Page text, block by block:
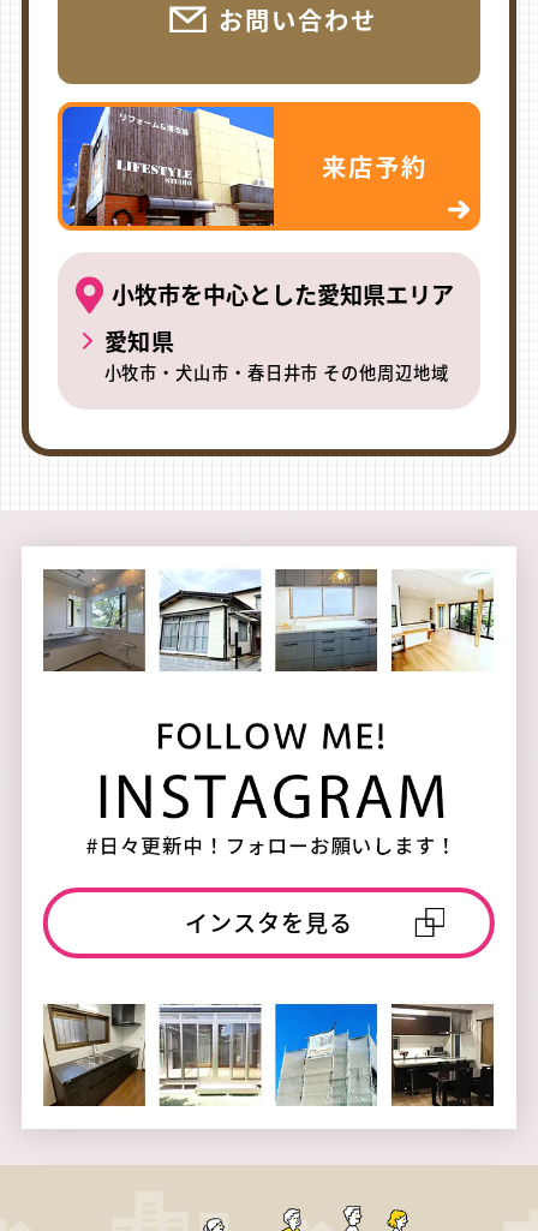
お問い合わせ
来店予約
小牧市を中心とした愛知県エリア
愛知県
小牧市・犬山市・春日井市 その他周辺地域
インスタを見る